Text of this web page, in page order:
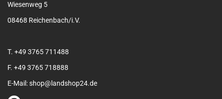
Wiesenweg 5
08468 Reichenbach/i.V.
T. +49 3765 711488
F. +49 3765 718888
E-Mail: shop@landshop24.de